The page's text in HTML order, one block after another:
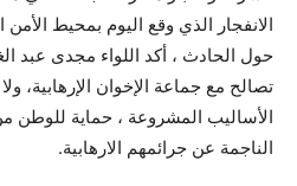
الانفجار الذي وقع اليوم بمحيط
حول الحادث ، أكد اللواء مجدى عبد
تصالح مع جماعة الإخوان الإرهابية،
الأساليب المشروعة ، حماية للوطن
الناجمة عن جرائمهم الارهابية.